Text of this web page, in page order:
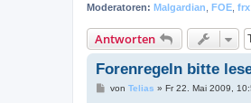
Moderatoren: Malgardian FOE frx
Antworten
Forenregeln bitte
Bvon Telias » Fr 22. Mai 2009,